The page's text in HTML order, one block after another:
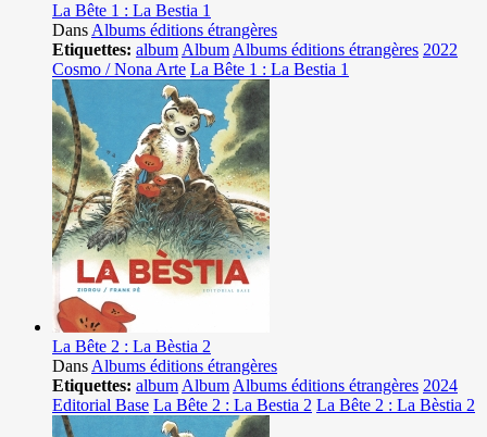
La Bête 1 : La Bestia 1
DansAlbums éditions étrangères
Etiquettes: albumAlbumAlbums éditions étrangères 2022
Cosmo / Nona Arte La Bête 1 : La Bestia 1
La Bête 2 : La Bèstia 2
DansAlbums éditions étrangères
Etiquettes: albumAlbumAlbums éditions étrangères 2024
Editorial Base La Bête 2 : La Bestia 2 La Bête 2 : La Bèstia 2